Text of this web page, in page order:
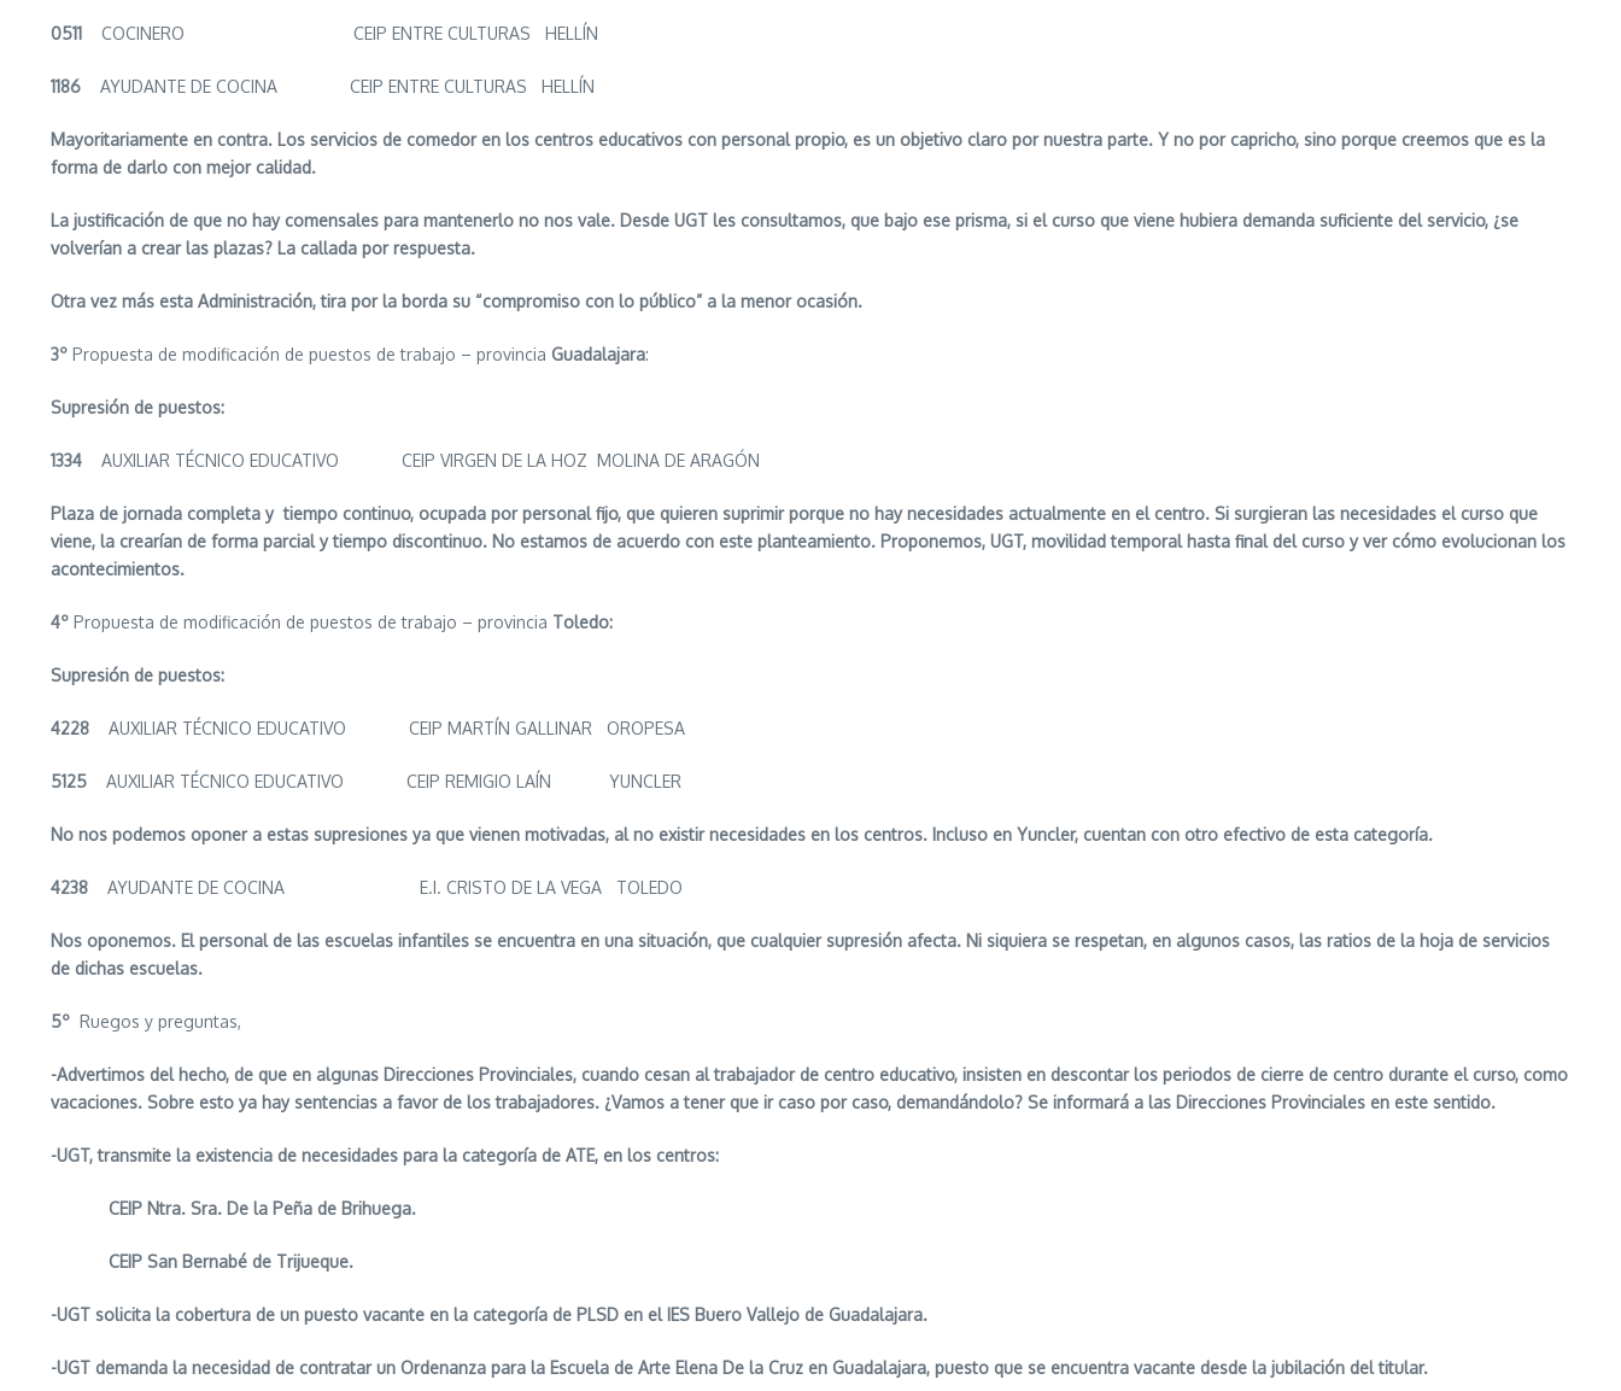
0511 COCINERO CEIP ENTRE CULTURAS HELLÍN
1186 AYUDANTE DE COCINA CEIP ENTRE CULTURAS HELLÍN
Mayoritariamente en contra. Los servicios de comedor en los centros educativos con personal propio, es un objetivo claro por nuestra parte. Y no por capricho, sino porque creemos que es la
forma de darlo con mejor calidad.
La justificación de que no hay comensales para mantenerlo no nos vale. Desde UGT les consultamos, que bajo ese prisma, si el curso que viene hubiera demanda suficiente del servicio, ¿se
volverían a crear las plazas? La callada por respuesta.
Otra vez más esta Administración, tira por la borda su “compromiso con lo público” a la menor ocasión.
3º Propuesta de modificación de puestos de trabajo – provincia Guadalajara:
Supresión de puestos:
1334 AUXILIAR TÉCNICO EDUCATIVO CEIP VIRGEN DE LA HOZ MOLINA DE ARAGÓN
Plaza de jornada completa y tiempo continuo, ocupada por personal fijo, que quieren suprimir porque no hay necesidades actualmente en el centro. Si surgieran las necesidades el curso que
viene, la crearían de forma parcial y tiempo discontinuo. No estamos de acuerdo con este planteamiento. Proponemos, UGT, movilidad temporal hasta final del curso y ver cómo evolucionan los
acontecimientos.
4º Propuesta de modificación de puestos de trabajo – provincia Toledo:
Supresión de puestos:
4228 AUXILIAR TÉCNICO EDUCATIVO CEIP MARTÍN GALLINAR OROPESA
5125 AUXILIAR TÉCNICO EDUCATIVO CEIP REMIGIO LAÍN YUNCLER
No nos podemos oponer a estas supresiones ya que vienen motivadas, al no existir necesidades en los centros. Incluso en Yuncler, cuentan con otro efectivo de esta categoría.
4238 AYUDANTE DE COCINA E.I. CRISTO DE LA VEGA TOLEDO
Nos oponemos. El personal de las escuelas infantiles se encuentra en una situación, que cualquier supresión afecta. Ni siquiera se respetan, en algunos casos, las ratios de la hoja de servicios
de dichas escuelas.
5º Ruegos y preguntas,
-Advertimos del hecho, de que en algunas Direcciones Provinciales, cuando cesan al trabajador de centro educativo, insisten en descontar los periodos de cierre de centro durante el curso, como
vacaciones. Sobre esto ya hay sentencias a favor de los trabajadores. ¿Vamos a tener que ir caso por caso, demandándolo? Se informará a las Direcciones Provinciales en este sentido.
-UGT, transmite la existencia de necesidades para la categoría de ATE, en los centros:
CEIP Ntra. Sra. De la Peña de Brihuega.
CEIP San Bernabé de Trijueque.
-UGT solicita la cobertura de un puesto vacante en la categoría de PLSD en el IES Buero Vallejo de Guadalajara.
-UGT demanda la necesidad de contratar un Ordenanza para la Escuela de Arte Elena De la Cruz en Guadalajara, puesto que se encuentra vacante desde la jubilación del titular.